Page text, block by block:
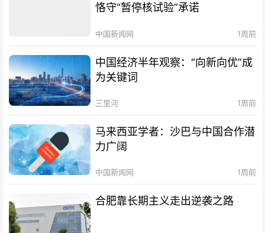
恪守“暂停核试验”承诺
中国新闻网 1周前
中国经济半年观察：“向新向优”成
为关键词
三里河 1周前
马来西亚学者：沙巴与中国合作潜
力广阔
中国新闻网 1周前
合肥靠长期主义走出逆袭之路